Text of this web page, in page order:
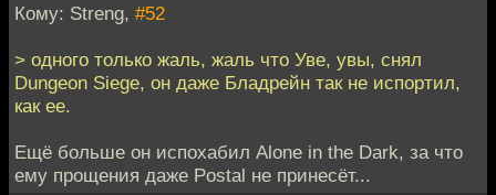
Кому: Streng, #52
> одного только жаль, жаль что Уве, увы, снял
Dungeon Siege, он даже Бладрейн так не испортил,
как ее.
Ещё больше он испохабил Alone in the Dark, за что
ему прощения даже Postal не принесёт...